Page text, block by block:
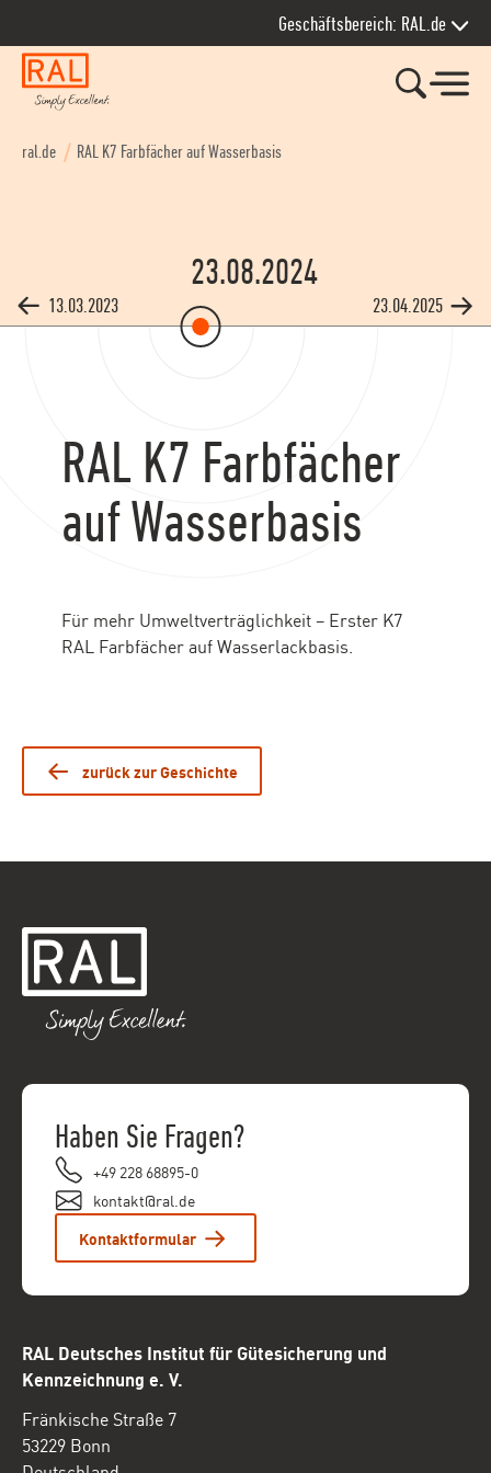
Geschäftsbereich: RAL.de
ral.de RAL K7 Farbfächer auf Wasserbasis
13.03.2023
23.08.2024
23.04.2025
RAL K7 Farbfächer
auf Wasserbasis
Für mehr Umweltverträglichkeit – Erster K7
RAL Farbfächer auf Wasserlackbasis.
zurück zur Geschichte
Haben Sie Fragen?
+49 228 68895-0
kontakt@ral.de
Kontaktformular
RAL Deutsches Institut für Gütesicherung und
Kennzeichnung e. V.
Fränkische Straße 7
53229 Bonn